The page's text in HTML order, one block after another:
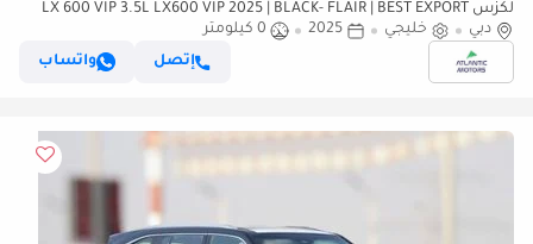
لكزس LX 600 VIP 3.5L LX600 VIP 2025 | BLACK- FLAIR | BEST EXPORT
PRICE (للتصدير فقط)
دبي خليجي 2025
0 كيلومتر
إتصل
واتساب